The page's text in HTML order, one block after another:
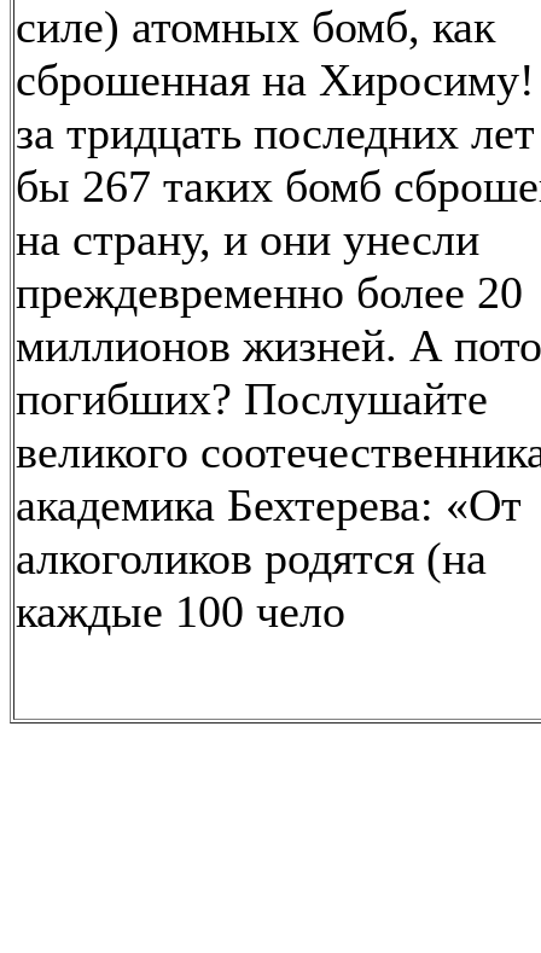
силе) атомных бомб, как
сброшенная на
за тридцать последних
бы 267 таких бомб
на страну, и они унесли
преждевременно более 20
миллионов жизней. А
погибших? Послушайте
великого
академика Бехтерева: «От
алкоголиков родятся (на
каждые 100 чело